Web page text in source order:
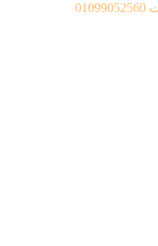
تجربتي مع شركة مكافحة حشرات 01099052560